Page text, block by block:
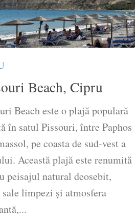
Beach, Cipru
Beach este o plajă populară
în satul Pissouri, între Paphos
pe coasta de sud-vest a
Această plajă este renumită
peisajul natural deosebit,
sale limpezi și atmosfera